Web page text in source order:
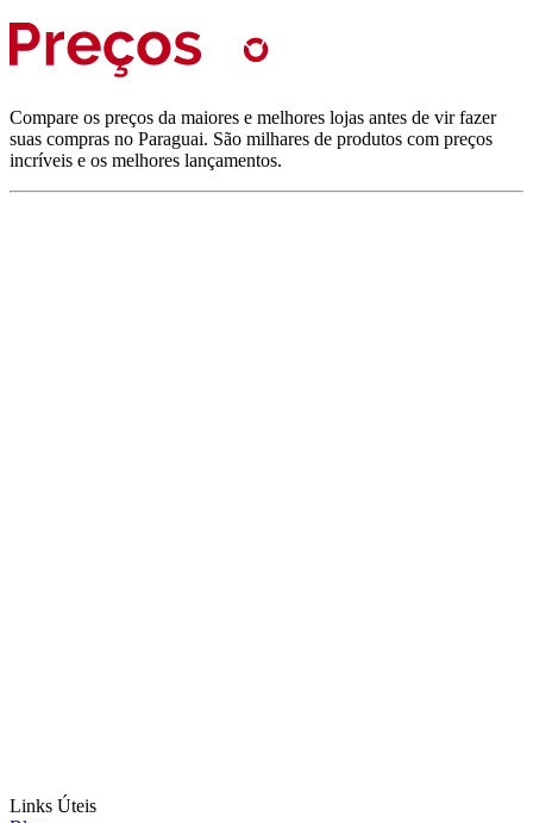
Compare os preços da maiores e melhores lojas antes de vir fazer
suas compras no Paraguai. São milhares de produtos com preços
incríveis e os melhores lançamentos.
Links Úteis